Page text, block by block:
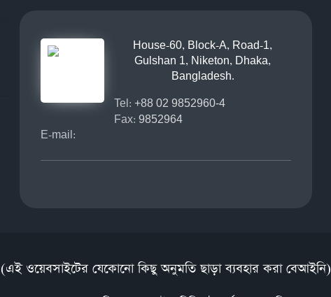
House-60, Block-A, Road-1,
Gulshan 1, Niketon, Dhaka,
Bangladesh.
Tel: +88 02 9852960-4
Fax: 9852964
E-mail:
(এই ওয়েবসাইটের যেকোনো কিছু অনুমতি ছাড়া ব্যবহার করা বেআইনি)